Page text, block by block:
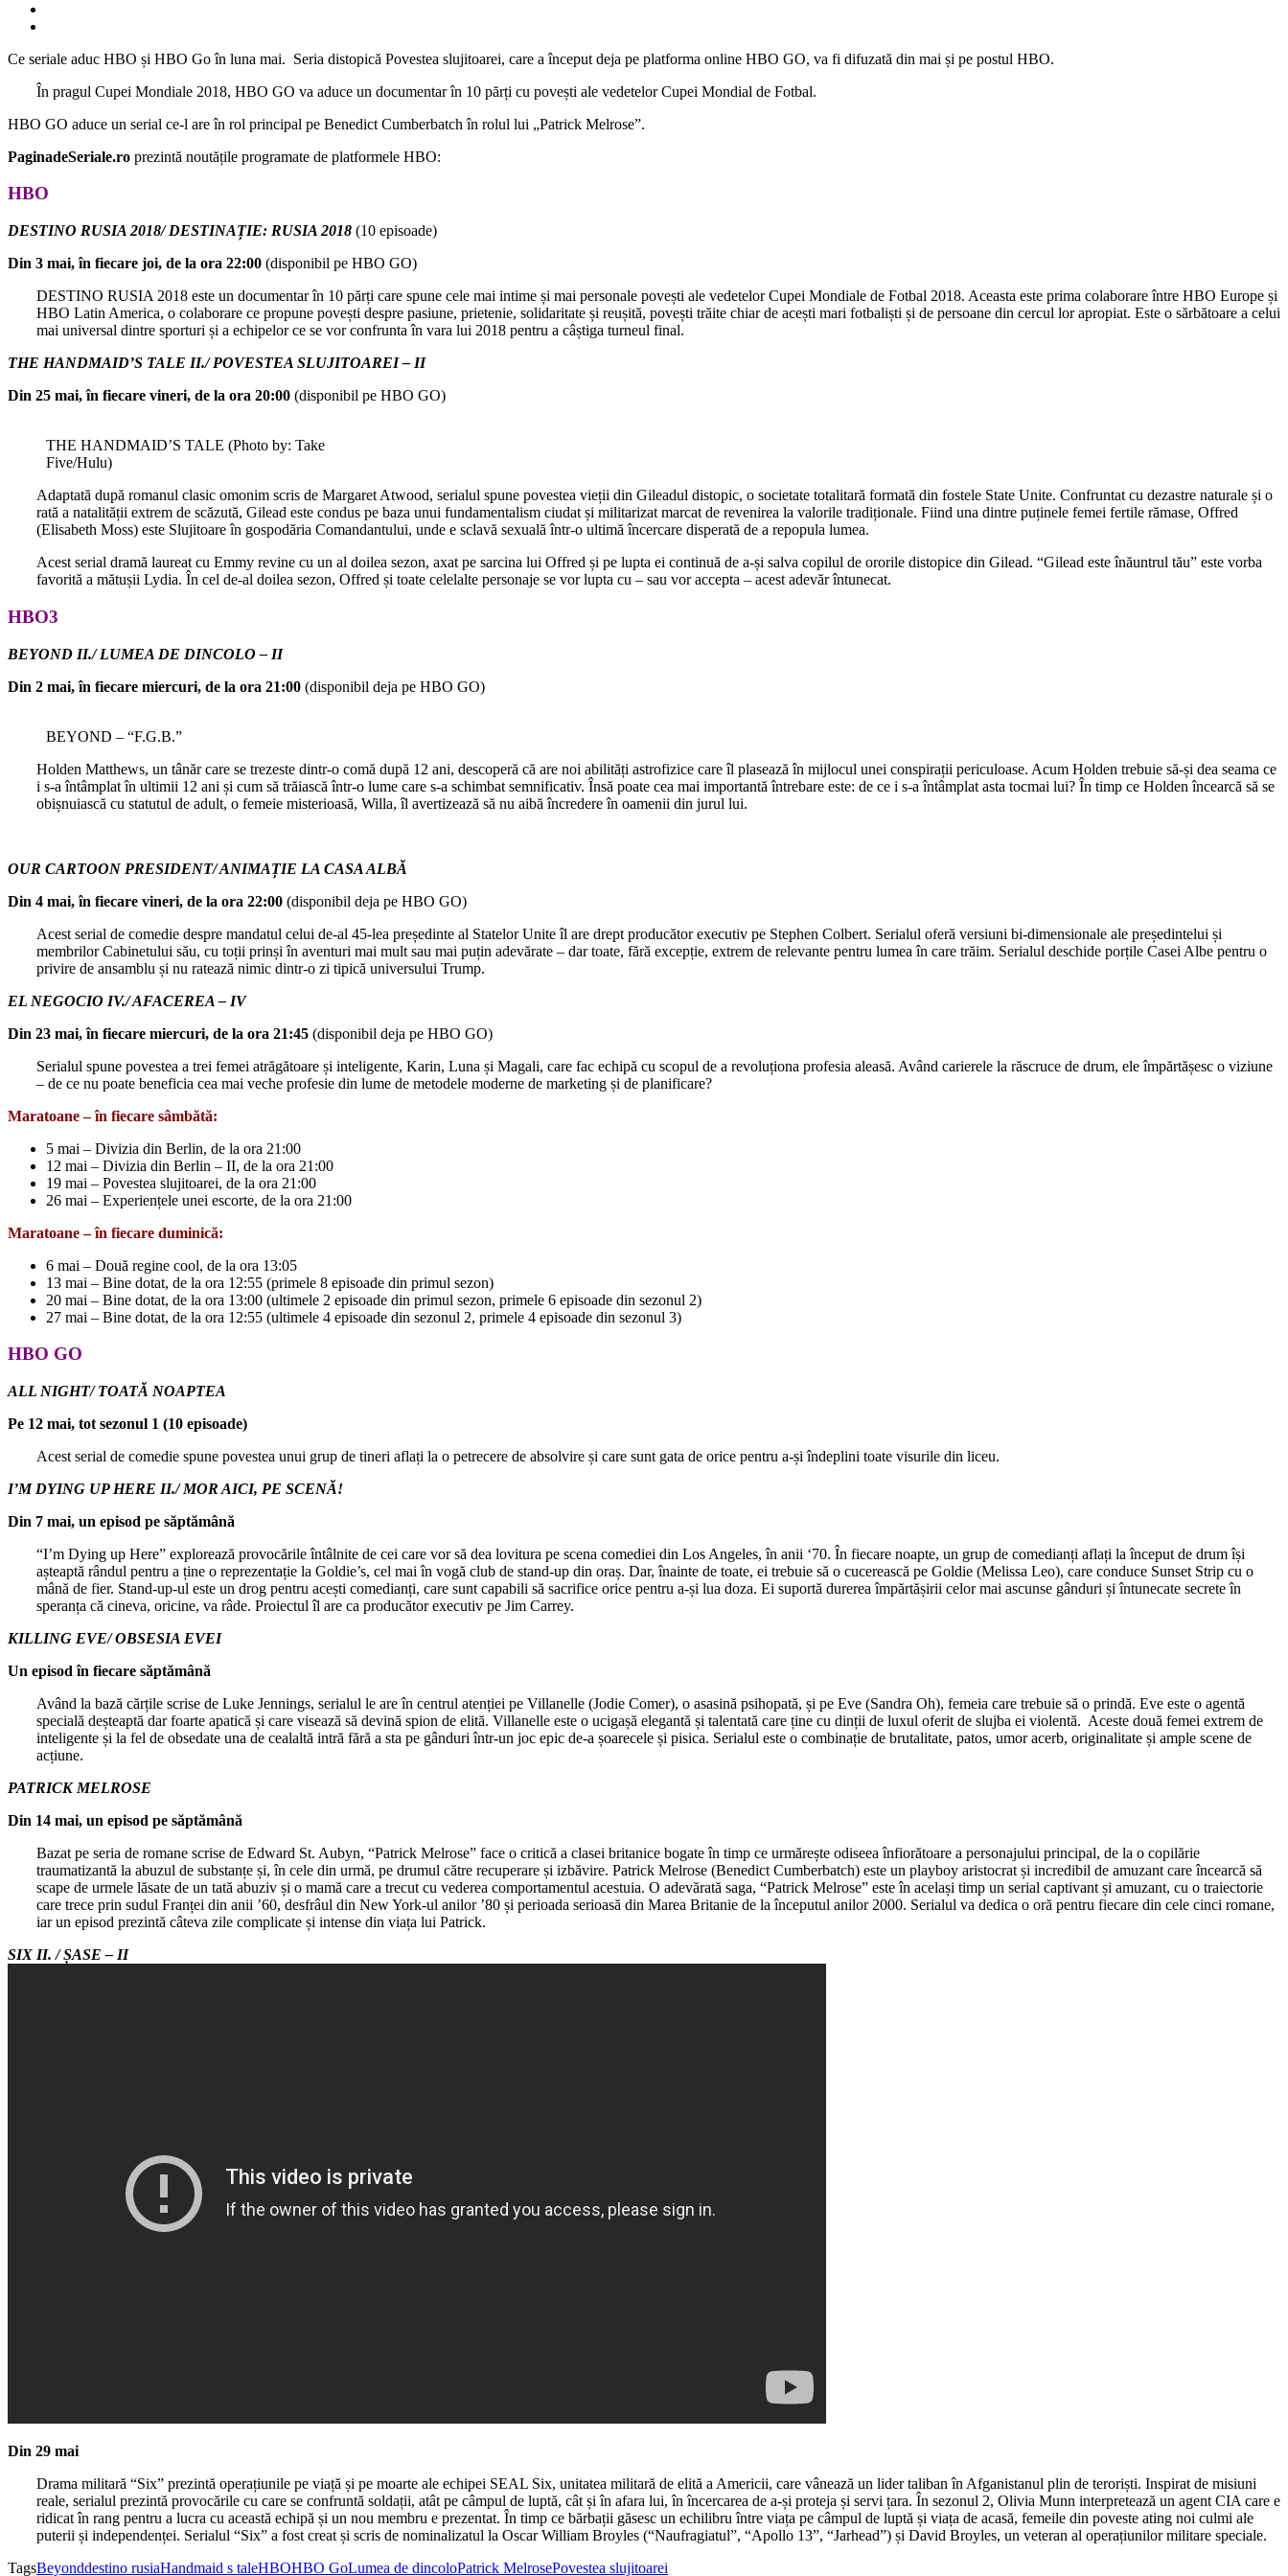
Ce seriale aduc HBO și HBO Go în luna mai. Seria distopică Povestea slujitoarei, care a început deja pe platforma online HBO GO, va fi difuzată din mai și pe postul HBO.
În pragul Cupei Mondiale 2018, HBO GO va aduce un documentar în 10 părți cu povești ale vedetelor Cupei Mondial de Fotbal.
HBO GO aduce un serial ce-l are în rol principal pe Benedict Cumberbatch în rolul lui „Patrick Melrose”.
PaginadeSeriale.ro prezintă noutățile programate de platformele HBO:
HBO
DESTINO RUSIA 2018/ DESTINAȚIE: RUSIA 2018 (10 episoade)
Din 3 mai, în fiecare joi, de la ora 22:00 (disponibil pe HBO GO)
DESTINO RUSIA 2018 este un documentar în 10 părți care spune cele mai intime și mai personale povești ale vedetelor Cupei Mondiale de Fotbal 2018. Aceasta este prima colaborare între HBO Europe și
HBO Latin America, o colaborare ce propune povești despre pasiune, prietenie, solidaritate și reușită, povești trăite chiar de acești mari fotbaliști și de persoane din cercul lor apropiat. Este o sărbătoare a celui
mai universal dintre sporturi și a echipelor ce se vor confrunta în vara lui 2018 pentru a câștiga turneul final.
THE HANDMAID’S TALE II./ POVESTEA SLUJITOAREI – II
Din 25 mai, în fiecare vineri, de la ora 20:00 (disponibil pe HBO GO)
THE HANDMAID’S TALE (Photo by: Take
Five/Hulu)
Adaptată după romanul clasic omonim scris de Margaret Atwood, serialul spune povestea vieții din Gileadul distopic, o societate totalitară formată din fostele State Unite. Confruntat cu dezastre naturale și o
rată a natalității extrem de scăzută, Gilead este condus pe baza unui fundamentalism ciudat și militarizat marcat de revenirea la valorile tradiționale. Fiind una dintre puținele femei fertile rămase, Offred
(Elisabeth Moss) este Slujitoare în gospodăria Comandantului, unde e sclavă sexuală într-o ultimă încercare disperată de a repopula lumea.
Acest serial dramă laureat cu Emmy revine cu un al doilea sezon, axat pe sarcina lui Offred și pe lupta ei continuă de a-și salva copilul de ororile distopice din Gilead. “Gilead este înăuntrul tău” este vorba
favorită a mătușii Lydia. În cel de-al doilea sezon, Offred și toate celelalte personaje se vor lupta cu – sau vor accepta – acest adevăr întunecat.
HBO3
BEYOND II./ LUMEA DE DINCOLO – II
Din 2 mai, în fiecare miercuri, de la ora 21:00 (disponibil deja pe HBO GO)
BEYOND – “F.G.B.”
Holden Matthews, un tânăr care se trezeste dintr-o comă după 12 ani, descoperă că are noi abilități astrofizice care îl plasează în mijlocul unei conspirații periculoase. Acum Holden trebuie să-și dea seama ce
i s-a întâmplat în ultimii 12 ani și cum să trăiască într-o lume care s-a schimbat semnificativ. Însă poate cea mai importantă întrebare este: de ce i s-a întâmplat asta tocmai lui? În timp ce Holden încearcă să se
obișnuiască cu statutul de adult, o femeie misterioasă, Willa, îl avertizează să nu aibă încredere în oamenii din jurul lui.
OUR CARTOON PRESIDENT/ ANIMAȚIE LA CASA ALBĂ
Din 4 mai, în fiecare vineri, de la ora 22:00 (disponibil deja pe HBO GO)
Acest serial de comedie despre mandatul celui de-al 45-lea președinte al Statelor Unite îl are drept producător executiv pe Stephen Colbert. Serialul oferă versiuni bi-dimensionale ale președintelui și
membrilor Cabinetului său, cu toții prinși în aventuri mai mult sau mai puțin adevărate – dar toate, fără excepție, extrem de relevante pentru lumea în care trăim. Serialul deschide porțile Casei Albe pentru o
privire de ansamblu și nu ratează nimic dintr-o zi tipică universului Trump.
EL NEGOCIO IV./ AFACEREA – IV
Din 23 mai, în fiecare miercuri, de la ora 21:45 (disponibil deja pe HBO GO)
Serialul spune povestea a trei femei atrăgătoare și inteligente, Karin, Luna și Magali, care fac echipă cu scopul de a revoluționa profesia aleasă. Având carierele la răscruce de drum, ele împărtășesc o viziune
– de ce nu poate beneficia cea mai veche profesie din lume de metodele moderne de marketing și de planificare?
Maratoane – în fiecare sâmbătă:
5 mai – Divizia din Berlin, de la ora 21:00
12 mai – Divizia din Berlin – II, de la ora 21:00
19 mai – Povestea slujitoarei, de la ora 21:00
26 mai – Experiențele unei escorte, de la ora 21:00
Maratoane – în fiecare duminică:
6 mai – Două regine cool, de la ora 13:05
13 mai – Bine dotat, de la ora 12:55 (primele 8 episoade din primul sezon)
20 mai – Bine dotat, de la ora 13:00 (ultimele 2 episoade din primul sezon, primele 6 episoade din sezonul 2)
27 mai – Bine dotat, de la ora 12:55 (ultimele 4 episoade din sezonul 2, primele 4 episoade din sezonul 3)
HBO GO
ALL NIGHT/ TOATĂ NOAPTEA
Pe 12 mai, tot sezonul 1 (10 episoade)
Acest serial de comedie spune povestea unui grup de tineri aflați la o petrecere de absolvire și care sunt gata de orice pentru a-și îndeplini toate visurile din liceu.
I’M DYING UP HERE II./ MOR AICI, PE SCENĂ!
Din 7 mai, un episod pe săptămână
“I’m Dying up Here” explorează provocările întâlnite de cei care vor să dea lovitura pe scena comediei din Los Angeles, în anii ‘70. În fiecare noapte, un grup de comedianți aflați la început de drum își
așteaptă rândul pentru a ține o reprezentație la Goldie’s, cel mai în vogă club de stand-up din oraș. Dar, înainte de toate, ei trebuie să o cucerească pe Goldie (Melissa Leo), care conduce Sunset Strip cu o
mână de fier. Stand-up-ul este un drog pentru acești comedianți, care sunt capabili să sacrifice orice pentru a-și lua doza. Ei suportă durerea împărtășirii celor mai ascunse gânduri și întunecate secrete în
speranța că cineva, oricine, va râde. Proiectul îl are ca producător executiv pe Jim Carrey.
KILLING EVE/ OBSESIA EVEI
Un episod în fiecare săptămână
Având la bază cărțile scrise de Luke Jennings, serialul le are în centrul atenției pe Villanelle (Jodie Comer), o asasină psihopată, și pe Eve (Sandra Oh), femeia care trebuie să o prindă. Eve este o agentă
specială deșteaptă dar foarte apatică și care visează să devină spion de elită. Villanelle este o ucigașă elegantă și talentată care ține cu dinții de luxul oferit de slujba ei violentă. Aceste două femei extrem de
inteligente și la fel de obsedate una de cealaltă intră fără a sta pe gânduri într-un joc epic de-a șoarecele și pisica. Serialul este o combinație de brutalitate, patos, umor acerb, originalitate și ample scene de
acțiune.
PATRICK MELROSE
Din 14 mai, un episod pe săptămână
Bazat pe seria de romane scrise de Edward St. Aubyn, “Patrick Melrose” face o critică a clasei britanice bogate în timp ce urmărește odiseea înfiorătoare a personajului principal, de la o copilărie
traumatizantă la abuzul de substanțe și, în cele din urmă, pe drumul către recuperare și izbăvire. Patrick Melrose (Benedict Cumberbatch) este un playboy aristocrat și incredibil de amuzant care încearcă să
scape de urmele lăsate de un tată abuziv și o mamă care a trecut cu vederea comportamentul acestuia. O adevărată saga, “Patrick Melrose” este în același timp un serial captivant și amuzant, cu o traiectorie
care trece prin sudul Franței din anii ’60, desfrâul din New York-ul anilor ’80 și perioada serioasă din Marea Britanie de la începutul anilor 2000. Serialul va dedica o oră pentru fiecare din cele cinci romane,
iar un episod prezintă câteva zile complicate și intense din viața lui Patrick.
SIX II. / ȘASE – II
Din 29 mai
Drama militară “Six” prezintă operațiunile pe viață și pe moarte ale echipei SEAL Six, unitatea militară de elită a Americii, care vânează un lider taliban în Afganistanul plin de teroriști. Inspirat de misiuni
reale, serialul prezintă provocările cu care se confruntă soldații, atât pe câmpul de luptă, cât și în afara lui, în încercarea de a-și proteja și servi țara. În sezonul 2, Olivia Munn interpretează un agent CIA care e
ridicat în rang pentru a lucra cu această echipă și un nou membru e prezentat. În timp ce bărbații găsesc un echilibru între viața pe câmpul de luptă și viața de acasă, femeile din poveste ating noi culmi ale
puterii și independenței. Serialul “Six” a fost creat și scris de nominalizatul la Oscar William Broyles (“Naufragiatul”, “Apollo 13”, “Jarhead”) și David Broyles, un veteran al operațiunilor militare speciale.
TagsBeyonddestino rusiaHandmaid s taleHBOHBO GoLumea de dincoloPatrick MelrosePovestea slujitoarei